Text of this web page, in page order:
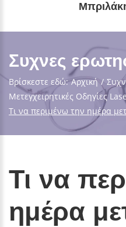
Συχνες
Βρίσκεστε εδώ: Αρχική /
Μετεγχειρητικές Οδηγίες
Τι να περιμένω την ημέρα
Τι να
ημέρα